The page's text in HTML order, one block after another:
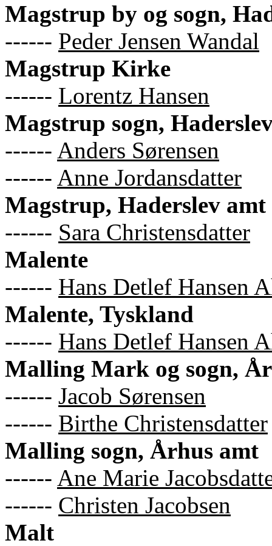
Magstrup by og sogn,
------ Peder Jensen Wandal
Magstrup Kirke
------ Lorentz Hansen
Magstrup sogn,
------ Anders Sørensen
------ Anne Jordansdatter
Magstrup, Haderslev amt
------ Sara Christensdatter
Malente
------ Hans Detlef Hansen
Malente, Tyskland
------ Hans Detlef Hansen
Malling Mark og sogn,
------ Jacob Sørensen
------ Birthe Christensdatter
Malling sogn, Århus amt
------ Ane Marie
------ Christen Jacobsen
Malt